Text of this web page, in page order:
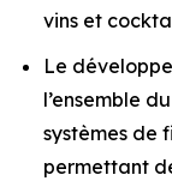
vins et
Le
l’ensemble
systèmes de
permettant